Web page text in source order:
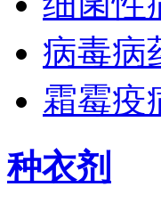
病毒病
霜霉疫
种衣剂